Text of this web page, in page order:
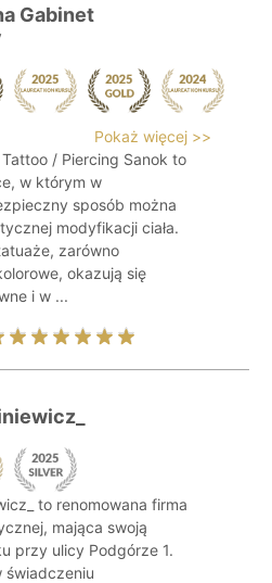
Gabinet
Pokaż więcej >>
/ Piercing Sanok to
w którym w
sposób można
modyfikacji ciała.
zarówno
okazują się
i w ...
to renomowana firma
mająca swoją
przy ulicy Podgórze 1.
świadczeniu